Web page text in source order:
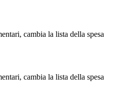
cambia la lista della spesa
cambia la lista della spesa